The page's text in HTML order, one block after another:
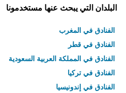
البلدان التي يبحث عنها مستخدمونا
الفنادق في المغرب
الفنادق في قطر
الفنادق في المملكة العربية السعودية
الفنادق في تركيا
الفنادق في إندونيسيا